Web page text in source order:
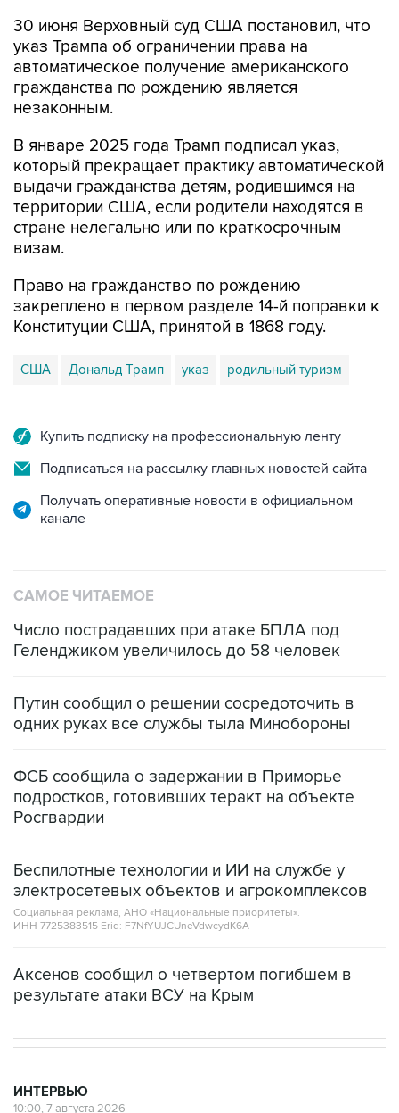
30 июня Верховный суд США постановил, что
указ Трампа об ограничении права на
автоматическое получение американского
гражданства по рождению является
незаконным.
В январе 2025 года Трамп подписал указ,
который прекращает практику автоматической
выдачи гражданства детям, родившимся на
территории США, если родители находятся в
стране нелегально или по краткосрочным
визам.
Право на гражданство по рождению
закреплено в первом разделе 14-й поправки к
Конституции США, принятой в 1868 году.
США Дональд Трамп указ родильный туризм
Купить подписку на профессиональную ленту
Подписаться на рассылку главных новостей сайта
Получать оперативные новости в официальном
канале
САМОЕ ЧИТАЕМОЕ
Число пострадавших при атаке БПЛА под
Геленджиком увеличилось до 58 человек
Путин сообщил о решении сосредоточить в
одних руках все службы тыла Минобороны
ФСБ сообщила о задержании в Приморье
подростков, готовивших теракт на объекте
Росгвардии
Беспилотные технологии и ИИ на службе у
электросетевых объектов и агрокомплексов
Социальная реклама, АНО «Национальные приоритеты».
ИНН 7725383515 Erid: F7NfYUJCUneVdwcydK6A
Аксенов сообщил о четвертом погибшем в
результате атаки ВСУ на Крым
ИНТЕРВЬЮ
10:00, 7 августа 2026